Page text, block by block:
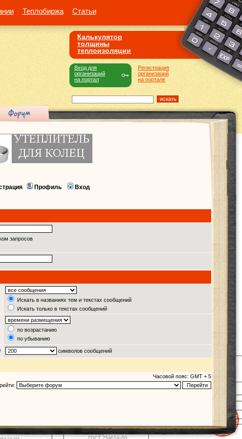
Теплобиржа Статьи
Калькулятор
толщины
теплоизоляции
Регистрация
организаций
на портале
Вход для
организаций
на портал
Профиль Вход
запросов
Искать в названиях тем и текстах сообщений
Искать только в текстах сообщений
по возрастанию
по убыванию
символов сообщений
Часовой пояс: GMT + 5